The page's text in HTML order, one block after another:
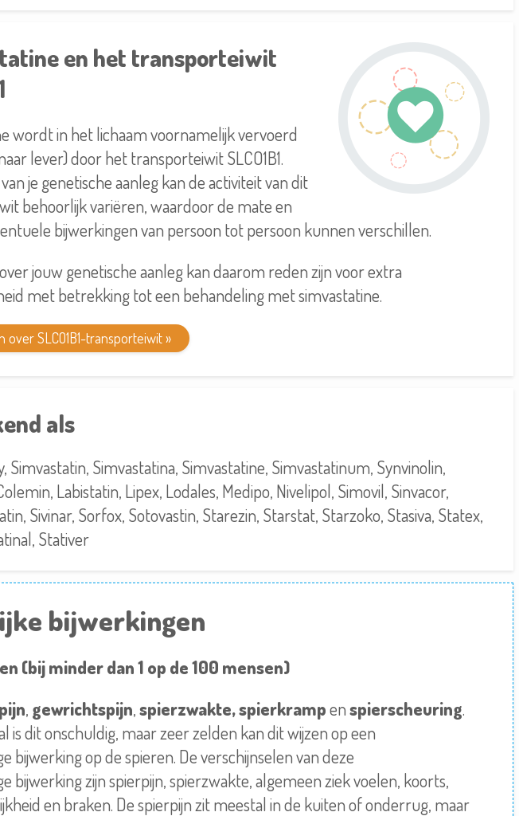
en het transporteiwit
wordt in het lichaam voornamelijk vervoerd
lever) door het transporteiwit SLCO1B1.
je genetische aanleg kan de activiteit van dit
behoorlijk variëren, waardoor de mate en
bijwerkingen van persoon tot persoon kunnen verschillen.
jouw genetische aanleg kan daarom reden zijn voor extra
met betrekking tot een behandeling met simvastatine.
over SLCO1B1-transporteiwit »
als
Simvastatin, Simvastatina, Simvastatine, Simvastatinum, Synvinolin,
Labistatin, Lipex, Lodales, Medipo, Nivelipol, Simovil, Sinvacor,
Sivinar, Sorfox, Sotovastin, Starezin, Starstat, Starzoko, Stasiva, Statex,
Stativer
bijwerkingen
(bij minder dan 1 op de 100 mensen)
, gewrichtspijn,spierzwakte,spierkrampenspierscheuring.
is ditonschuldig, maar zeer zelden kan dit wijzen op een
bijwerkingop de spieren. De verschijnselen van deze
bijwerkingzijn spierpijn, spierzwakte, algemeen ziek voelen, koorts,
en braken. De spierpijn zit meestal in de kuiten of onderrug, maar